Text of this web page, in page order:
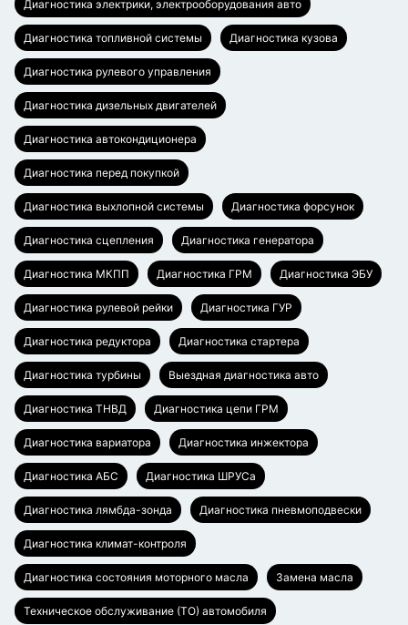
Диагностика электрики, электрооборудования авто
Диагностика топливной системы Диагностика кузова
Диагностика рулевого управления
Диагностика дизельных двигателей
Диагностика автокондиционера
Диагностика перед покупкой
Диагностика выхлопной системы Диагностика форсунок
Диагностика сцепления Диагностика генератора
Диагностика МКПП Диагностика ГРМ Диагностика ЭБУ
Диагностика рулевой рейки Диагностика ГУР
Диагностика редуктора Диагностика стартера
Диагностика турбины Выездная диагностика авто
Диагностика ТНВД Диагностика цепи ГРМ
Диагностика вариатора Диагностика инжектора
Диагностика АБС Диагностика ШРУСа
Диагностика лямбда-зонда Диагностика пневмоподвески
Диагностика климат-контроля
Диагностика состояния моторного масла Замена масла
Техническое обслуживание (ТО) автомобиля